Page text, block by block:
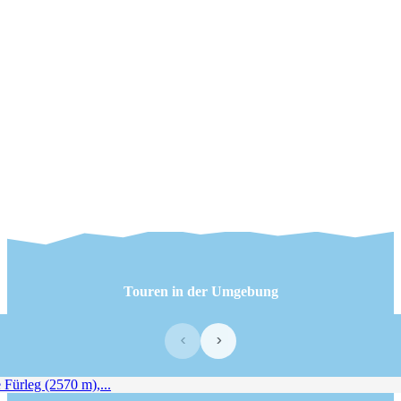
Touren in der Umgebung
‹ ›